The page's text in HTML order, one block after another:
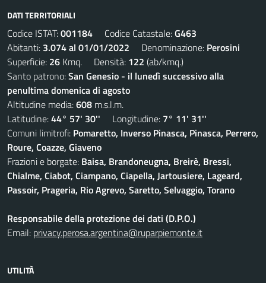
DATI TERRITORIALI
Codice ISTAT:001184 Codice Catastale:G463
Abitanti: 3.074 al 01/01/2022 Denominazione: Perosini
Superficie: 26 Kmq. Densità: 122 (ab/kmq.)
Santo patrono:San Genesio - il lunedì successivo alla
penultima domenica di agosto
Altitudine media:608 m.s.l.m.
Latitudine:44° 57' 30'' Longitudine: 7° 11' 31''
Comuni limitrofi: Pomaretto, Inverso Pinasca, Pinasca, Perrero,
Roure, Coazze, Giaveno
Frazioni e borgate: Baisa, Brandoneugna, Breirè, Bressi,
Chialme, Ciabot, Ciampano, Ciapella, Jartousiere, Lageard,
Passoir, Prageria, Rio Agrevo, Saretto, Selvaggio, Torano
Responsabile della protezione dei dati (D.P.O.)
Email: privacy.perosa.argentina@ruparpiemonte.it
UTILITÀ